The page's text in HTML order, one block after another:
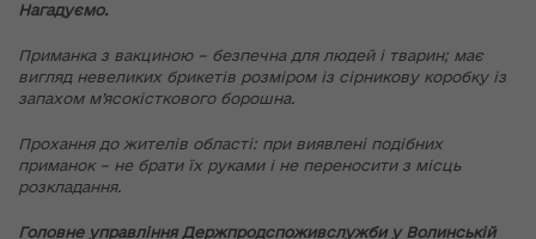
Нагадуємо.
Приманка з вакциною – безпечна для людей і тварин; має
вигляд невеликих брикетів розміром із сірникову коробку із
запахом м’ясокісткового борошна.
Прохання до жителів області: при виявлені подібних
приманок – не брати їх руками і не переносити з місць
розкладання.
Головне управління Держпродспоживслужби у Волинській